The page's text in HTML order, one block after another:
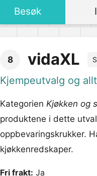
Besøk
8 vidaXL
Kjempeutvalg og
Kategorien Kjøkken og
produktene i dette
oppbevaringskrukker.
kjøkkenredskaper.
Fri frakt: Ja